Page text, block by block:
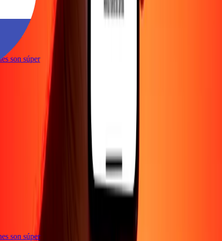
son súper
son súper